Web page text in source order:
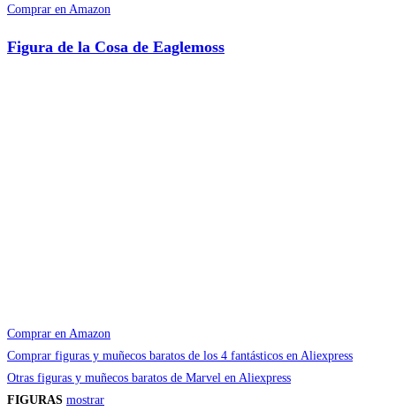
Comprar en Amazon
Figura de la Cosa de Eaglemoss
Comprar en Amazon
Comprar figuras y muñecos baratos de los 4 fantásticos en Aliexpress
Otras figuras y muñecos baratos de Marvel en Aliexpress
FIGURAS mostrar